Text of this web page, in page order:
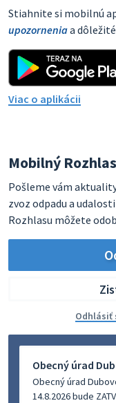
Stiahnite si mobilnú
upozorneniaa dôležité
Viac o aplikácii
Mobilný Rozhlas
Pošleme vám
zvoz odpadu a udalosti
Rozhlasu môžete
Odhlásiť
Obecný úrad
Obecný úrad
14.8.2026 bude